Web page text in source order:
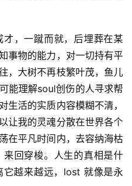
，一蹴而就，后埋葬在某
事物的能力，对一切持有平
，大树不再枝繁叶茂，鱼儿
能理解soul创伤的人寻求帮
生活的实质内容模糊不清，
让我的灵魂分散在世界各个
在平凡时间内，去容纳海枯
回穿梭。人生的真相是什
越来越远，lost 就像是永